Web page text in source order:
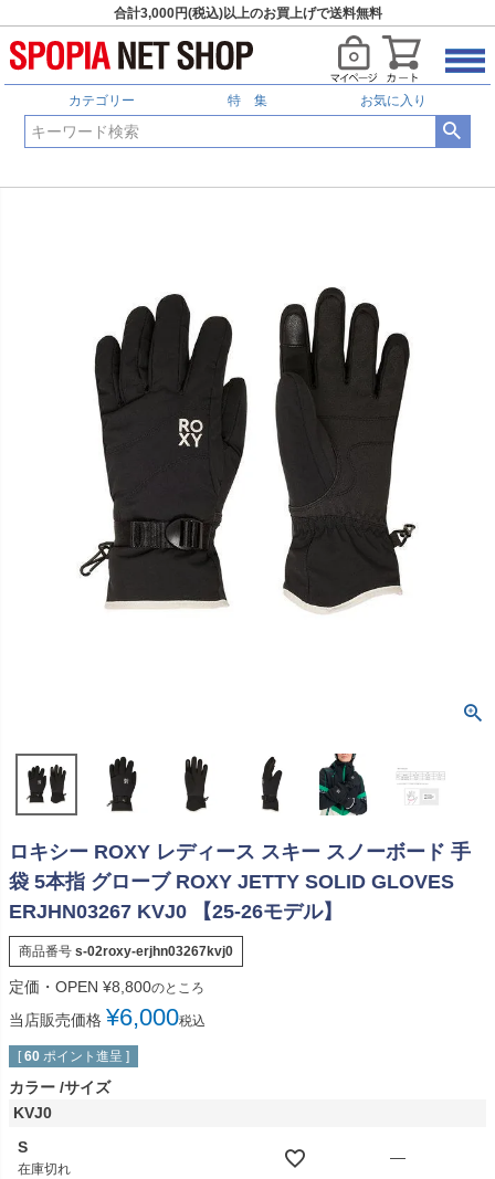
合計3,000円(税込)以上のお買上げで送料無料
カテゴリー 特 集 お気に入り
ロキシー ROXY レディース スキー スノーボード 手
袋 5本指 グローブ ROXY JETTY SOLID GLOVES
ERJHN03267 KVJ0 【25-26モデル】
商品番号 s-02roxy-erjhn03267kvj0
定価・OPEN ¥8,800のところ
当店販売価格 ¥6,000税込
[ 60 ポイント進呈 ]
カラー サイズ
KVJ0
S
在庫切れ
—